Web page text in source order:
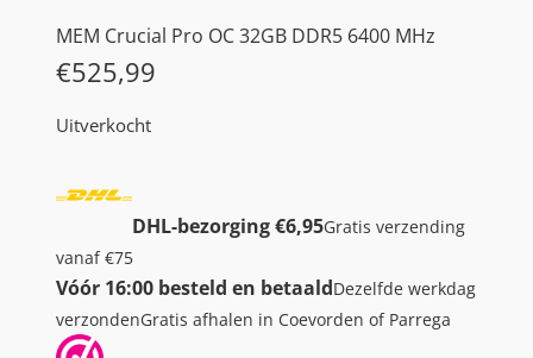
MEM Crucial Pro OC 32GB DDR5 6400 MHz
€525,99
Uitverkocht
DHL-bezorging €6,95Gratis verzending
vanaf €75
Vóór 16:00 besteld en betaaldDezelfde werkdag
verzondenGratis afhalen in Coevorden of Parrega